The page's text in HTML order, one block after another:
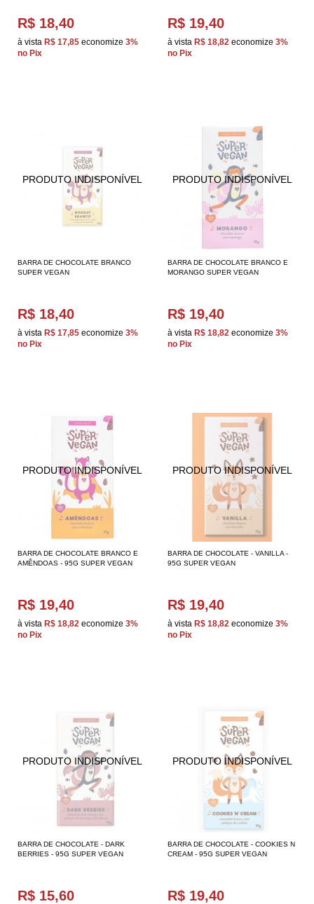
R$ 18,40
à vista R$ 17,85 economize 3%
no Pix
R$ 19,40
à vista R$ 18,82 economize 3%
no Pix
BARRA DE CHOCOLATE BRANCO
SUPER VEGAN
R$ 18,40
à vista R$ 17,85 economize 3%
no Pix
BARRA DE CHOCOLATE BRANCO E
MORANGO SUPER VEGAN
R$ 19,40
à vista R$ 18,82 economize 3%
no Pix
BARRA DE CHOCOLATE BRANCO E
AMÊNDOAS - 95G SUPER VEGAN
R$ 19,40
à vista R$ 18,82 economize 3%
no Pix
BARRA DE CHOCOLATE - VANILLA -
95G SUPER VEGAN
R$ 19,40
à vista R$ 18,82 economize 3%
no Pix
BARRA DE CHOCOLATE - DARK
BERRIES - 95G SUPER VEGAN
R$ 15,60
BARRA DE CHOCOLATE - COOKIES N
CREAM - 95G SUPER VEGAN
R$ 19,40